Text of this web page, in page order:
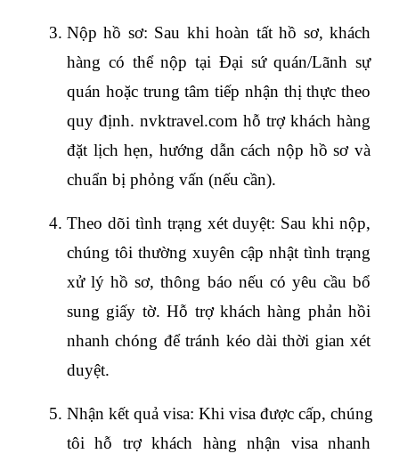
Nộp hồ sơ: Sau khi hoàn tất hồ sơ, khách
hàng có thể nộp tại Đại sứ quán/Lãnh sự
quán hoặc trung tâm tiếp nhận thị thực theo
quy định. nvktravel.com hỗ trợ khách hàng
đặt lịch hẹn, hướng dẫn cách nộp hồ sơ và
chuẩn bị phỏng vấn (nếu cần).
Theo dõi tình trạng xét duyệt: Sau khi nộp,
chúng tôi thường xuyên cập nhật tình trạng
xử lý hồ sơ, thông báo nếu có yêu cầu bổ
sung giấy tờ. Hỗ trợ khách hàng phản hồi
nhanh chóng để tránh kéo dài thời gian xét
duyệt.
Nhận kết quả visa: Khi visa được cấp, chúng
tôi hỗ trợ khách hàng nhận visa nhanh